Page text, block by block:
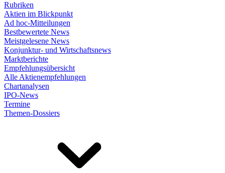
Rubriken
Aktien im Blickpunkt
Ad hoc-Mitteilungen
Bestbewertete News
Meistgelesene News
Konjunktur- und Wirtschaftsnews
Marktberichte
Empfehlungsübersicht
Alle Aktienempfehlungen
Chartanalysen
IPO-News
Termine
Themen-Dossiers